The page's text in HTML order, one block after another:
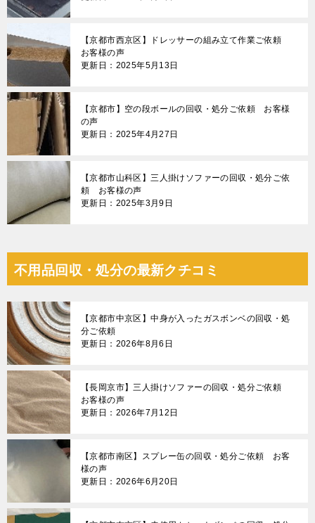
【京都市西京区】ドレッサーの組み立て作業ご依頼
お客様の声
更新日：2025年5月13日
【京都市】空の段ボールの回収・処分ご依頼 お客様
の声
更新日：2025年4月27日
【京都市山科区】三人掛けソファーの回収・処分ご依
頼 お客様の声
更新日：2025年3月9日
不用品回収・処分の最新クチコミ
【京都市中京区】中身が入ったガスボンベの回収・処
分ご依頼
更新日：2026年8月6日
【長岡京市】三人掛けソファーの回収・処分ご依頼
お客様の声
更新日：2026年7月12日
【京都市南区】スプレー缶の回収・処分ご依頼 お客
様の声
更新日：2026年6月20日